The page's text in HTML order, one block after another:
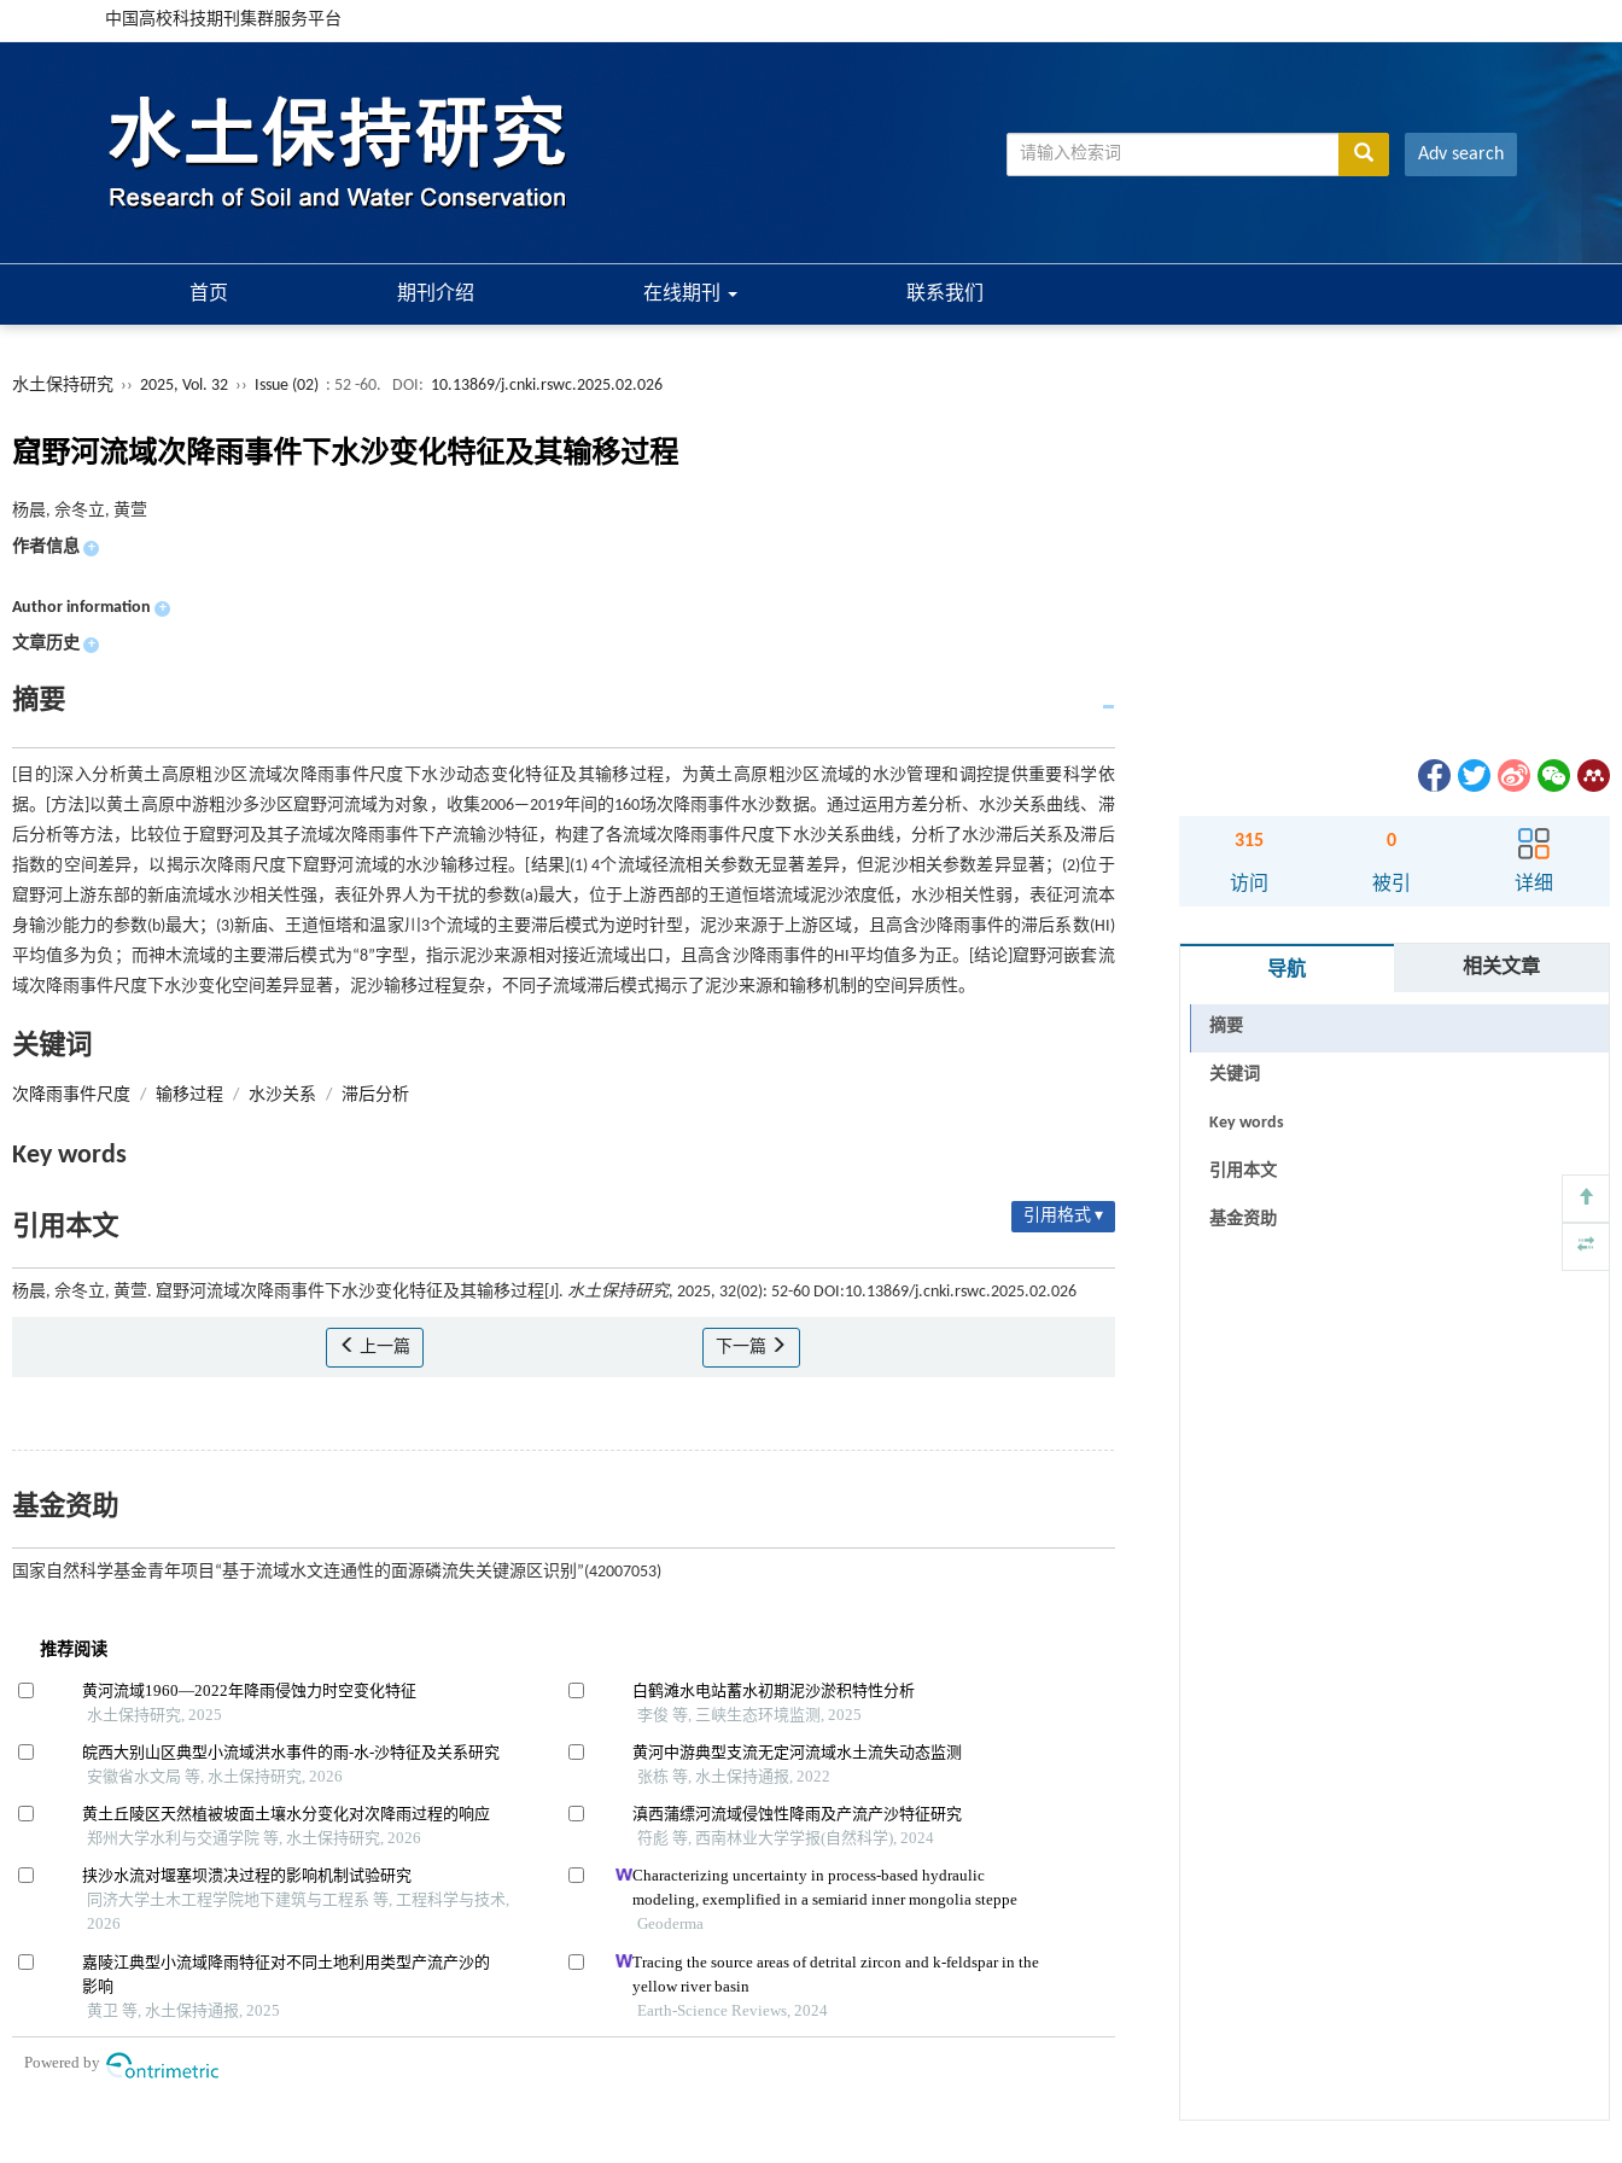
中国高校科技期刊集群服务平台
Adv search
首页 期刊介绍 在线期刊 联系我们
水土保持研究 ›› 2025, Vol. 32 ›› Issue (02) : 52 -60. DOI: 10.13869/j.cnki.rswc.2025.02.026
窟野河流域次降雨事件下水沙变化特征及其输移过程
杨晨, 佘冬立, 黄萱
作者信息 +
Author information +
文章历史 +
摘要
[目的]深入分析黄土高原粗沙区流域次降雨事件尺度下水沙动态变化特征及其输移过程，为黄土高原粗沙区流域的水沙管理和调控提供重要科学依
据。[方法]以黄土高原中游粗沙多沙区窟野河流域为对象，收集2006—2019年间的160场次降雨事件水沙数据。通过运用方差分析、水沙关系曲线、滞
后分析等方法，比较位于窟野河及其子流域次降雨事件下产流输沙特征，构建了各流域次降雨事件尺度下水沙关系曲线，分析了水沙滞后关系及滞后
指数的空间差异，以揭示次降雨尺度下窟野河流域的水沙输移过程。[结果](1) 4个流域径流相关参数无显著差异，但泥沙相关参数差异显著；(2)位于
窟野河上游东部的新庙流域水沙相关性强，表征外界人为干扰的参数(a)最大，位于上游西部的王道恒塔流域泥沙浓度低，水沙相关性弱，表征河流本
身输沙能力的参数(b)最大；(3)新庙、王道恒塔和温家川3个流域的主要滞后模式为逆时针型，泥沙来源于上游区域，且高含沙降雨事件的滞后系数(HI)
平均值多为负；而神木流域的主要滞后模式为“8”字型，指示泥沙来源相对接近流域出口，且高含沙降雨事件的HI平均值多为正。[结论]窟野河嵌套流
域次降雨事件尺度下水沙变化空间差异显著，泥沙输移过程复杂，不同子流域滞后模式揭示了泥沙来源和输移机制的空间异质性。
关键词
次降雨事件尺度 / 输移过程 / 水沙关系 / 滞后分析
Key words
引用本文 引用格式 ▾
杨晨, 佘冬立, 黄萱. 窟野河流域次降雨事件下水沙变化特征及其输移过程[J]. 水土保持研究, 2025, 32(02): 52-60 DOI:10.13869/j.cnki.rswc.2025.02.026
上一篇 下一篇
基金资助
国家自然科学基金青年项目“基于流域水文连通性的面源磷流失关键源区识别”(42007053)
315
访问
0
被引 详细
导航 相关文章
摘要
关键词
Key words
引用本文
基金资助